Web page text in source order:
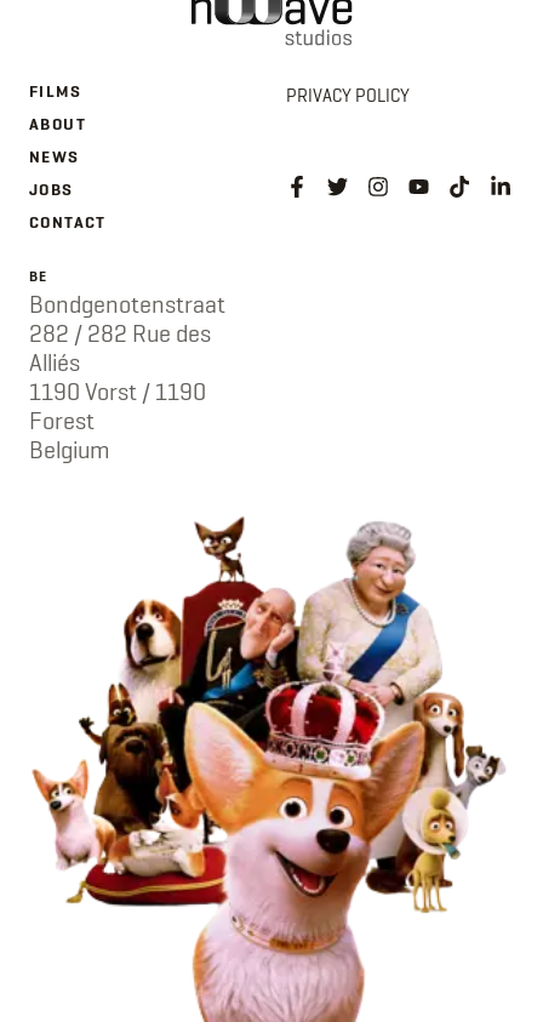
FILMS
ABOUT
NEWS
JOBS
CONTACT
PRIVACY POLICY
BE
Bondgenotenstraat
282 / 282 Rue des
Alliés
1190 Vorst / 1190
Forest
Belgium